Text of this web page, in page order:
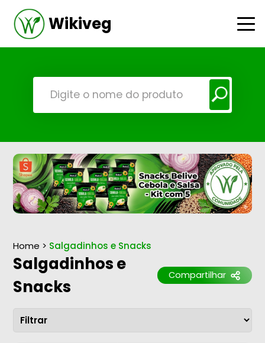
Wikiveg
Home > Salgadinhos e Snacks
Salgadinhos e
Snacks
Compartilhar